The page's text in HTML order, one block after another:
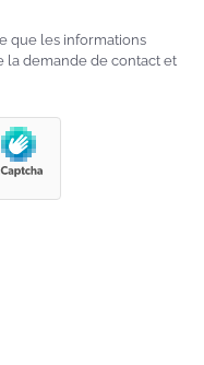
que les informations
la demande de contact et